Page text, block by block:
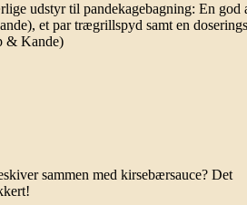
udstyr til pandekagebagning: En god
et par trægrillspyd samt en
& Kande)
sammen med kirsebærsauce? Det